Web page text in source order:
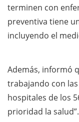
terminen con
preventiva tiene
incluyendo el
Además, informó
trabajando con
hospitales de los
prioridad la salud”.